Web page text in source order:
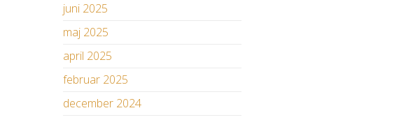
juni 2025
maj 2025
april 2025
februar 2025
december 2024